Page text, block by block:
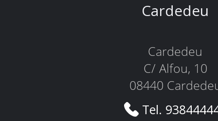
Cardedeu
Cardedeu
C/ Alfou, 10
08440
Tel.